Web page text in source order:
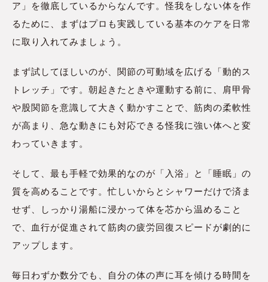
ア」を徹底しているからなんです。怪我をしない体を作
るために、まずはプロも実践している基本のケアを日常
に取り入れてみましょう。
まず試してほしいのが、関節の可動域を広げる「動的ス
トレッチ」です。朝起きたときや運動する前に、肩甲骨
や股関節を意識して大きく動かすことで、筋肉の柔軟性
が高まり、急な動きにも対応できる怪我に強い体へと変
わっていきます。
そして、最も手軽で効果的なのが「入浴」と「睡眠」の
質を高めることです。忙しいからとシャワーだけで済ま
せず、しっかり湯船に浸かって体を芯から温めること
で、血行が促進されて筋肉の疲労回復スピードが劇的に
アップします。
毎日わずか数分でも、自分の体の声に耳を傾ける時間を